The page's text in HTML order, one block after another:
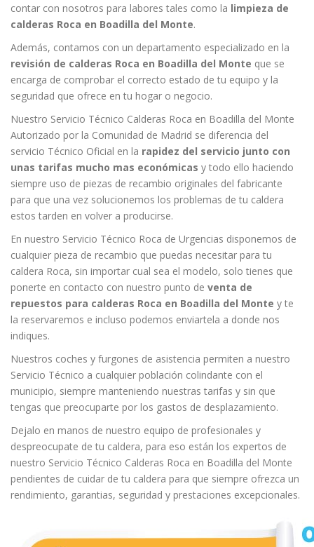
contar con nosotros para labores tales como la limpieza de
calderas Roca en Boadilla del Monte.
Además, contamos con un departamento especializado en la
revisión de calderas Roca en Boadilla del Monte que se
encarga de comprobar el correcto estado de tu equipo y la
seguridad que ofrece en tu hogar o negocio.
Nuestro Servicio Técnico Calderas Roca en Boadilla del Monte
Autorizado por la Comunidad de Madrid se diferencia del
servicio Técnico Oficial en la rapidez del servicio junto con
unas tarifas mucho mas económicas y todo ello haciendo
siempre uso de piezas de recambio originales del fabricante
para que una vez solucionemos los problemas de tu caldera
estos tarden en volver a producirse.
En nuestro Servicio Técnico Roca de Urgencias disponemos de
cualquier pieza de recambio que puedas necesitar para tu
caldera Roca, sin importar cual sea el modelo, solo tienes que
ponerte en contacto con nuestro punto de venta de
repuestos para calderas Roca en Boadilla del Monte y te
la reservaremos e incluso podemos enviartela a donde nos
indiques.
Nuestros coches y furgones de asistencia permiten a nuestro
Servicio Técnico a cualquier población colindante con el
municipio, siempre manteniendo nuestras tarifas y sin que
tengas que preocuparte por los gastos de desplazamiento.
Dejalo en manos de nuestro equipo de profesionales y
despreocupate de tu caldera, para eso están los expertos de
nuestro Servicio Técnico Calderas Roca en Boadilla del Monte
pendientes de cuidar de tu caldera para que siempre ofrezca un
rendimiento, garantias, seguridad y prestaciones excepcionales.